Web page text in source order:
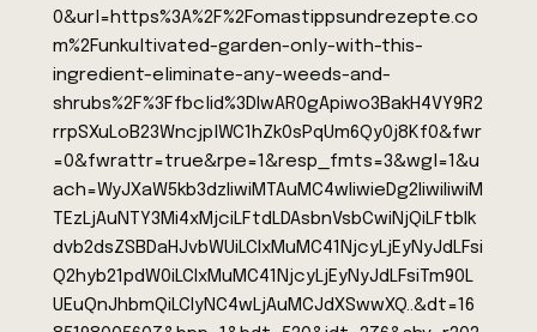
0&url=https%3A%2F%2Fomastippsundrezepte.co
m%2Funkultivated-garden-only-with-this-
ingredient-eliminate-any-weeds-and-
shrubs%2F%3Ffbclid%3DIwAR0gApiwo3BakH4VY9R2
rrpSXuLoB23WncjplWC1hZk0sPqUm6Qy0j8Kf0&fwr
=0&fwrattr=true&rpe=1&resp_fmts=3&wgl=1&u
ach=WyJXaW5kb3dzIiwiMTAuMC4wIiwieDg2IiwiIiwiM
TEzLjAuNTY3Mi4xMjciLFtdLDAsbnVsbCwiNjQiLFtbIk
dvb2dsZSBDaHJvbWUiLCIxMuMC41NjcyLjEyNyJdLFsi
Q2hyb21pdW0iLCIxMuMC41NjcyLjEyNyJdLFsiTm90L
UEuQnJhbmQiLCIyNC4wLjAuMCJdXSwwXQ..&dt=16